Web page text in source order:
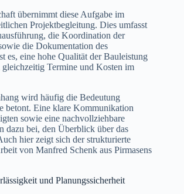
übernimmt diese Aufgabe im
Projektbegleitung. Dies umfasst
die Koordination der
die Dokumentation des
es, eine hohe Qualität der Bauleistung
Termine und Kosten im
wird häufig die Bedeutung
betont. Eine klare Kommunikation
sowie eine nachvollziehbare
dazu bei, den Überblick über das
hier zeigt sich der strukturierte
von Manfred Schenk aus Pirmasens
und Planungssicherheit